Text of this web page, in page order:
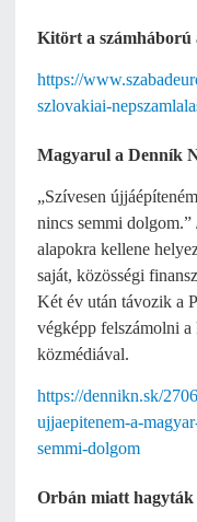
Kitört a számháború
https://
szlovakiai-
Magyarul a Denník
„Szívesen
nincs semmi
alapokra kellene
saját, közösségi
Két év után távozik a
végképp felszámolni a
közmédiával.
https://dennikn.sk/
ujjaepitenem-a-
semmi-dolgom
Orbán miatt hagyták